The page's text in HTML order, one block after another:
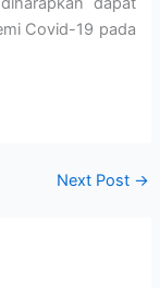
Covid-19 pada
Next Post →